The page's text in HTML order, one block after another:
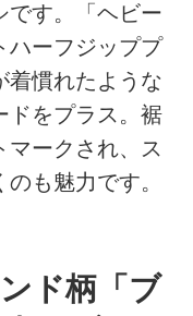
です。「ヘビー
ハーフジッププ
着慣れたような
ドをプラス。裾
マークされ、ス
も魅力です。
ド柄「ブ